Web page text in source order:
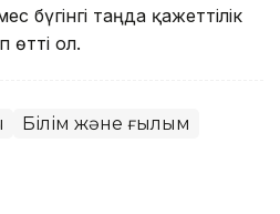
бүгінгі таңда қажеттілік
өтті ол.
Білім және ғылым